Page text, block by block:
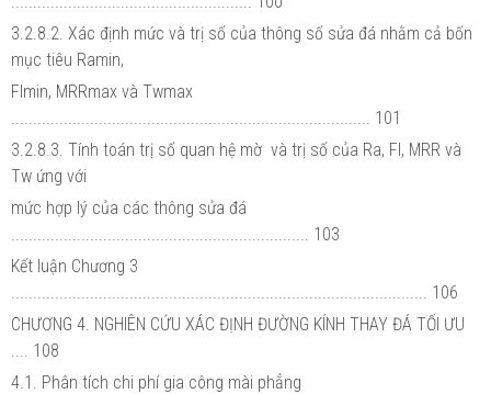
3.2.8.2. Xác định mức và trị số của thông số sửa đá nhằm cả bốn
mục tiêu Ramin,
Flmin, MRRmax và Twmax
.................................................................................. 101
3.2.8.3. Tính toán trị số quan hệ mờ và trị số của Ra, Fl, MRR và
Tw ứng với
mức hợp lý của các thông sửa đá
.................................................................... 103
Kết luận Chương 3
............................................................................................... 106
CHƯƠNG 4. NGHIÊN CỨU XÁC ĐỊNH ĐƯỜNG KÍNH THAY ĐÁ TỐI ƯU
.... 108
4.1. Phân tích chi phí gia công mài phẳng